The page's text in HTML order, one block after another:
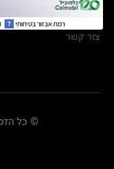
מרכזי שירות
צור קשר
© כל